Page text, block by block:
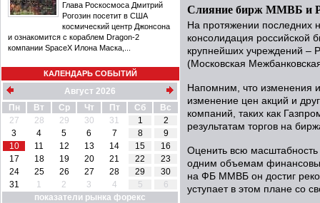
Глава Роскосмоса Дмитрий
Рогозин посетит в США
космический центр Джонсона
и ознакомится с кораблем Dragon-2
компании SpaceX Илона Маска,...
КАЛЕНДАРЬ СОБЫТИЙ
Август 2026
Пн
Вт Ср Чт Пт Сб
Вс
27
28 29 30 31 1
2
3
4 5 6 7 8
9
10
11 12 13 14 15
16
17
18 19 20 21 22
23
24
25 26 27 28 29
30
31
1 2 3 4 5
6
показатели рынка форекс
Слияние бирж ММВБ и
На протяжении последних
консолидация российской
крупнейших учреждений –
(Московская
Напомним, что изменения
изменение цен акций и
компаний, таких как
результатам торгов на
Оценить всю
одним объемам
на ФБ ММВБ он достиг
уступает в этом плане со